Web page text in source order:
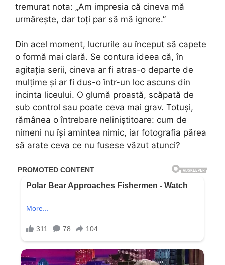
tremurat nota: „Am impresia că cineva mă
urmărește, dar toți par să mă ignore.”
Din acel moment, lucrurile au început să capete
o formă mai clară. Se contura ideea că, în
agitația serii, cineva ar fi atras-o departe de
mulțime și ar fi dus-o într-un loc ascuns din
incinta liceului. O glumă proastă, scăpată de
sub control sau poate ceva mai grav. Totuși,
rămânea o întrebare neliniștitoare: cum de
nimeni nu își amintea nimic, iar fotografia părea
să arate ceva ce nu fusese văzut atunci?